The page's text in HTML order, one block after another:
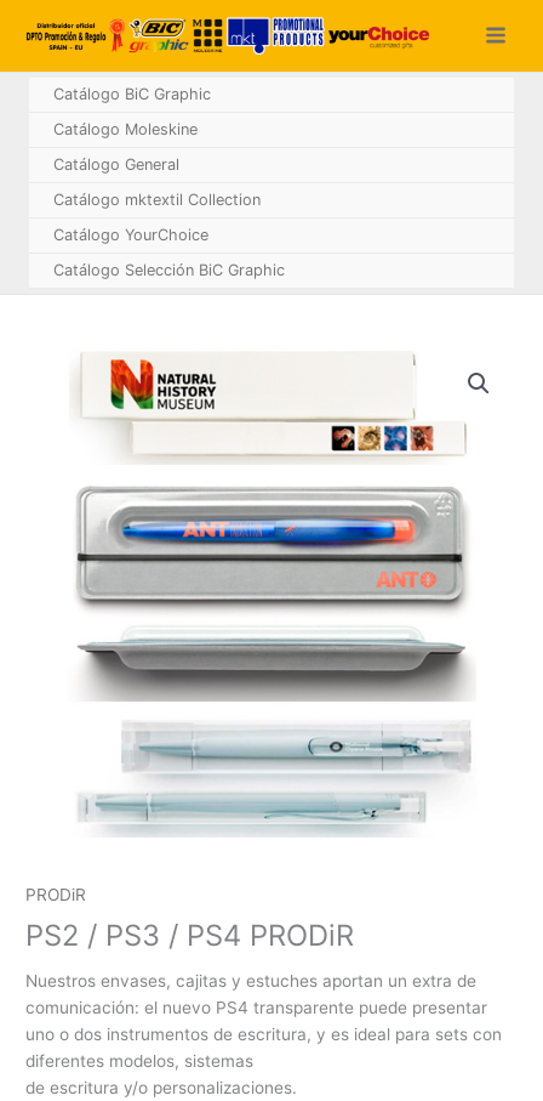
Catálogo BiC Graphic
Catálogo Moleskine
Catálogo General
Catálogo mktextil Collection
Catálogo YourChoice
Catálogo Selección BiC Graphic
PRODiR
PS2 / PS3 / PS4 PRODiR
Nuestros envases, cajitas y estuches aportan un extra de
comunicación: el nuevo PS4 transparente puede presentar
uno o dos instrumentos de escritura, y es ideal para sets con
diferentes modelos, sistemas
de escritura y/o personalizaciones.